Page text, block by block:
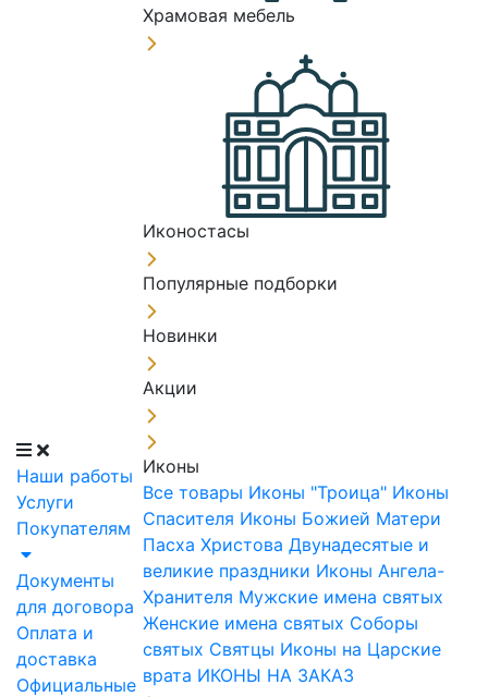
Наши работы
Услуги
Покупателям
Документы
для договора
Оплата и
доставка
Официальные
Храмовая мебель
Иконостасы
Популярные подборки
Новинки
Акции
Иконы
Все товары Иконы "Троица" Иконы
Спасителя Иконы Божией Матери
Пасха Христова Двунадесятые и
великие праздники Иконы Ангела-
Хранителя Мужские имена святых
Женские имена святых Соборы
святых Святцы Иконы на Царские
врата ИКОНЫ НА ЗАКАЗ